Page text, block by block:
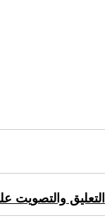
التعليق والتصويت